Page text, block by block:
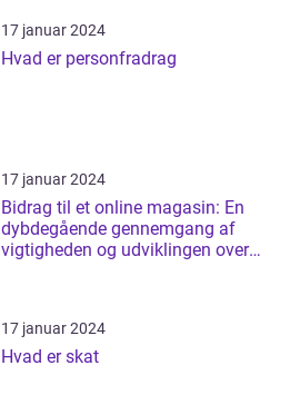
17 januar 2024
Hvad er personfradrag
17 januar 2024
Bidrag til et online magasin: En
dybdegående gennemgang af
vigtigheden og udviklingen over
17 januar 2024
Hvad er skat